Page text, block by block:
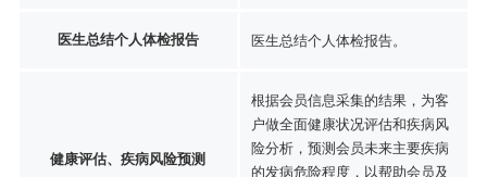
医生总结个人体检报告 医生总结个人体检报告。
健康评估、疾病风险预测
根据会员信息采集的结果，为客
户做全面健康状况评估和疾病风
险分析，预测会员未来主要疾病
的发病危险程度，以帮助会员及